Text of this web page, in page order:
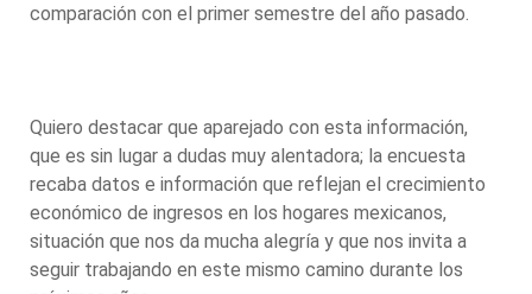
comparación con el primer semestre del año pasado.
Quiero destacar que aparejado con esta información,
que es sin lugar a dudas muy alentadora; la encuesta
recaba datos e información que reflejan el crecimiento
económico de ingresos en los hogares mexicanos,
situación que nos da mucha alegría y que nos invita a
seguir trabajando en este mismo camino durante los